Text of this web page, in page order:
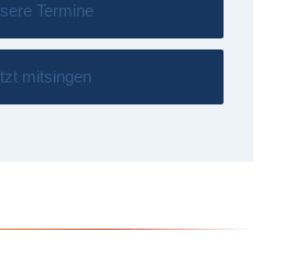
Termine
mitsingen